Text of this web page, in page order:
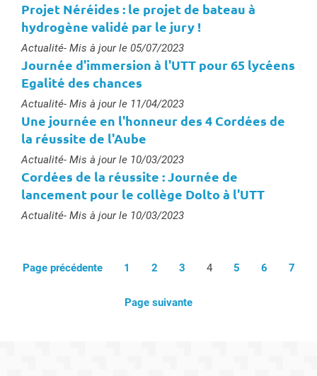
Projet Néréides : le projet de bateau à
hydrogène validé par le jury !
Type :
Actualité- Mis à jour le 05/07/2023
Journée d'immersion à l'UTT pour 65 lycéens
Egalité des chances
Type :
Actualité- Mis à jour le 11/04/2023
Une journée en l'honneur des 4 Cordées de
la réussite de l'Aube
Type :
Actualité- Mis à jour le 10/03/2023
Cordées de la réussite : Journée de
lancement pour le collège Dolto à l'UTT
Type :
Actualité- Mis à jour le 10/03/2023
Page précédente 1 2 3 4 5 6 7
Page suivante